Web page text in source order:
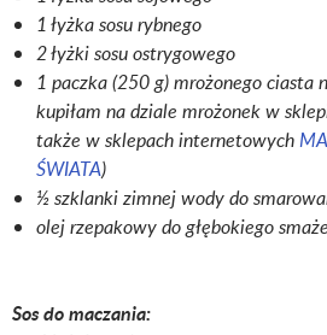
1 łyżka sosu rybnego
2 łyżki sosu ostrygowego
1 paczka (250 g) mrożonego ciasta
kupiłam na dziale mrożonek w
także w sklepach internetowych
ŚWIATA)
½ szklanki zimnej wody do
olej rzepakowy do głębokiego
Sos do maczania: